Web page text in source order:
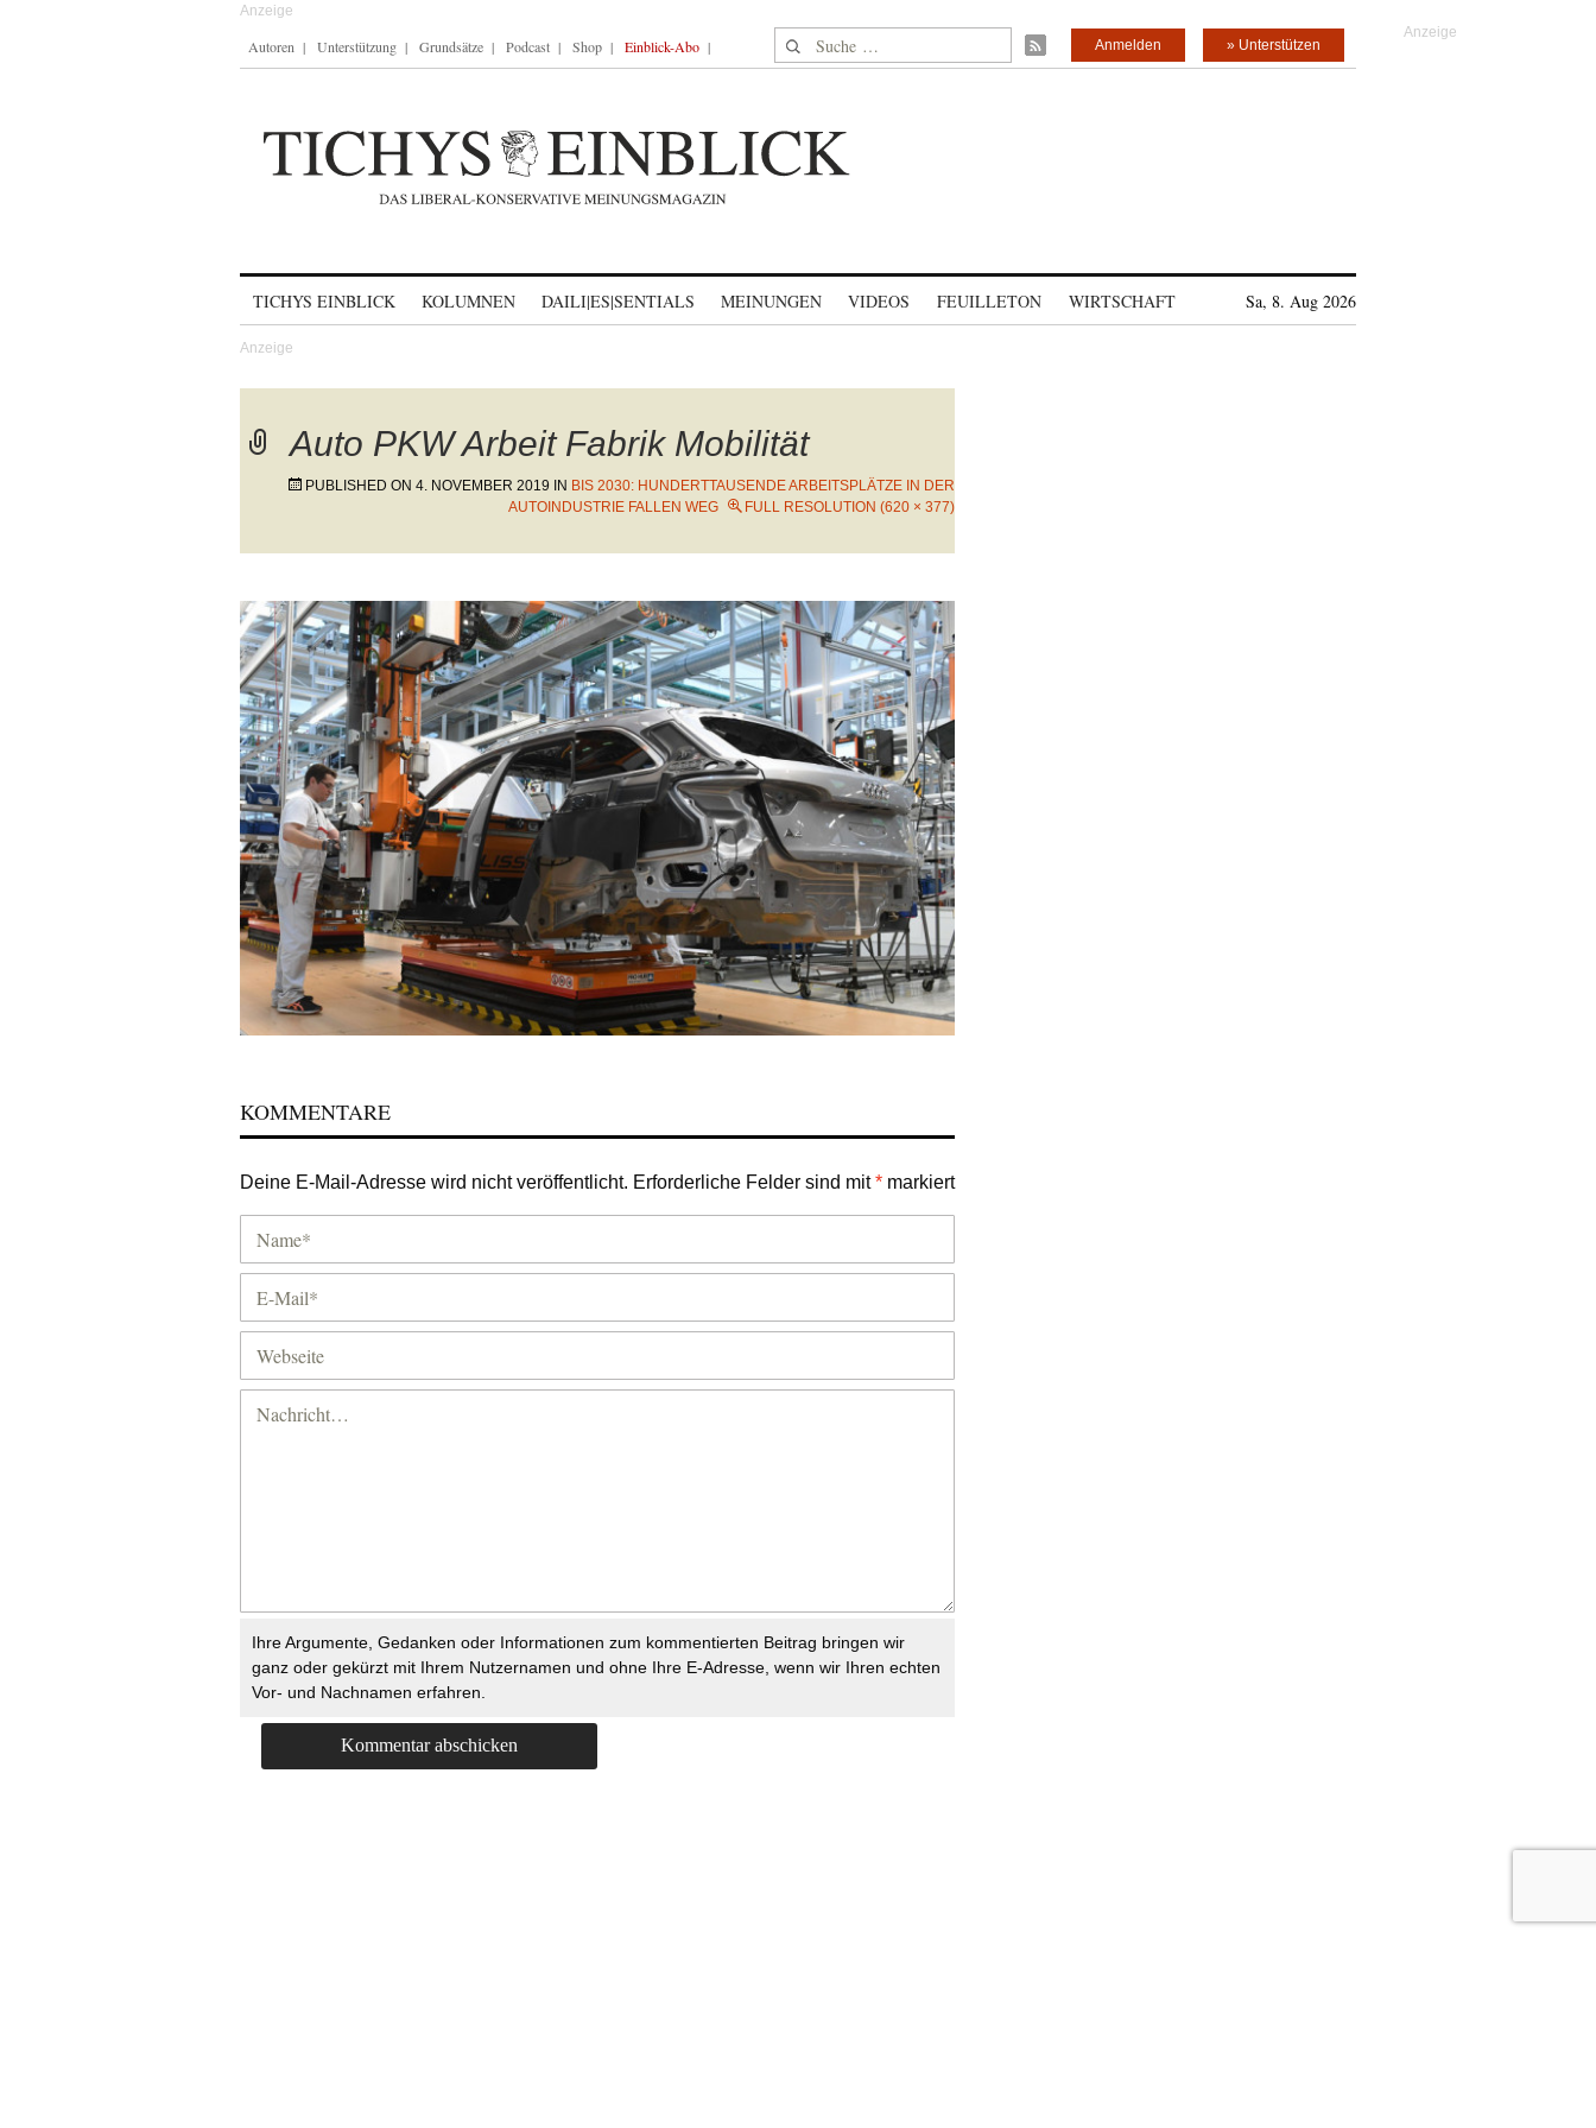
Autoren Unterstützung Grundsätze Podcast Shop Einblick-Abo Suche nach: » Unterstützen
Anmelden
TICHYS EINBLICK KOLUMNEN DAILI|ES|SENTIALS MEINUNGEN VIDEOS FEUILLETON WIRTSCHAFT Sa, 8. Aug 2026
Auto PKW Arbeit Fabrik Mobilität
PUBLISHED ON 4. NOVEMBER 2019 IN BIS 2030: HUNDERTTAUSENDE ARBEITSPLÄTZE IN DER
AUTOINDUSTRIE FALLEN WEG
FULL RESOLUTION (620 × 377)
KOMMENTARE
Deine E-Mail-Adresse wird nicht veröffentlicht. Erforderliche Felder sind mit* markiert
Ihre Argumente, Gedanken oder Informationen zum kommentierten Beitrag bringen wir
ganz oder gekürzt mit Ihrem Nutzernamen und ohne Ihre E-Adresse, wenn wir Ihren echten
Vor- und Nachnamen erfahren.